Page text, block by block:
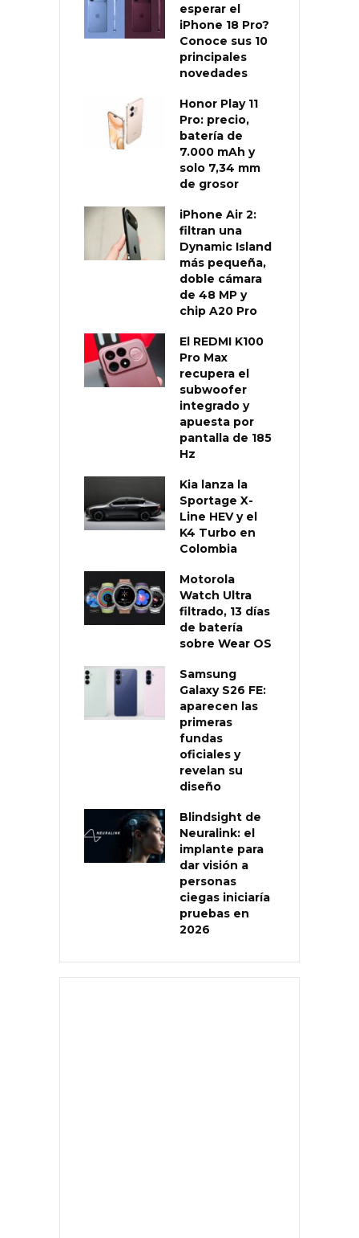
esperar el
iPhone 18 Pro?
Conoce sus 10
principales
novedades
Honor Play 11
Pro: precio,
batería de
7.000 mAh y
solo 7,34 mm
de grosor
iPhone Air 2:
filtran una
Dynamic Island
más pequeña,
doble cámara
de 48 MP y
chip A20 Pro
El REDMI K100
Pro Max
recupera el
subwoofer
integrado y
apuesta por
pantalla de 185
Hz
Kia lanza la
Sportage X-
Line HEV y el
K4 Turbo en
Colombia
Motorola
Watch Ultra
filtrado, 13 días
de batería
sobre Wear OS
Samsung
Galaxy S26 FE:
aparecen las
primeras
fundas
oficiales y
revelan su
diseño
Blindsight de
Neuralink: el
implante para
dar visión a
personas
ciegas iniciaría
pruebas en
2026